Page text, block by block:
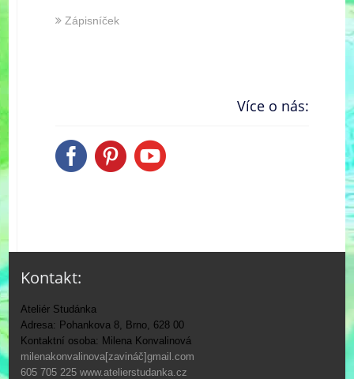
Zápisníček
Více o nás:
Kontakt:
Ateliér Studánka
Adresa: Pohankova 8, Brno, 628 00
Kontaktní osoba: Milena Konvalinová
milenakonvalinova[zavináč]gmail.com
605 705 225 www.atelierstudanka.cz